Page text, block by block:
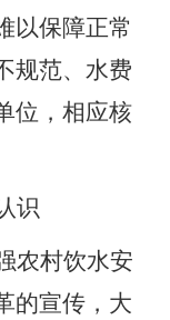
以保障正常
规范、水费
位，相应核
识
农村饮水安
的宣传， 大